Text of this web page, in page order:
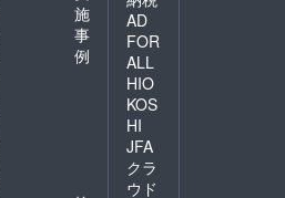
施
事
例
AD
FOR
ALL
HIO
KOS
HI
JFA
クラ
ウド